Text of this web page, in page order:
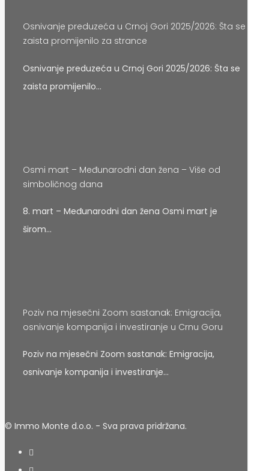
Osnivanje preduzeća u Crnoj Gori 2025/2026: Šta se
zaista promijenilo za strance
Osnivanje preduzeća u Crnoj Gori 2025/2026: Šta se
zaista promijenilo…
Osmi mart – Međunarodni dan žena – Više od
simboličnog dana
8. mart – Međunarodni dan žena Osmi mart je
širom…
Poziv na mjesečni Zoom sastanak: Emigracija,
osnivanje kompanija i investiranje u Crnu Goru
Poziv na mjesečni Zoom sastanak: Emigracija,
osnivanje kompanija i investiranje…
© Immo Monte d.o.o. - Sva prava pridržana.